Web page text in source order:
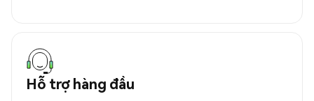
Hỗ trợ hàng đầu